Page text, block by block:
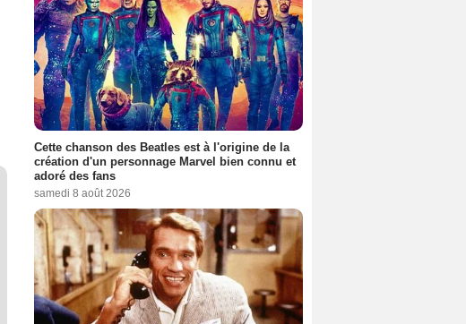
Cette chanson des Beatles est à l'origine de la
création d'un personnage Marvel bien connu et
adoré des fans
samedi 8 août 2026